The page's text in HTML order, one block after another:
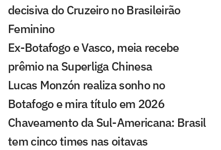
decisiva do Cruzeiro no Brasileirão
Feminino
Ex-Botafogo e Vasco, meia recebe
prêmio na Superliga Chinesa
Lucas Monzón realiza sonho no
Botafogo e mira título em 2026
Chaveamento da Sul-Americana: Brasil
tem cinco times nas oitavas